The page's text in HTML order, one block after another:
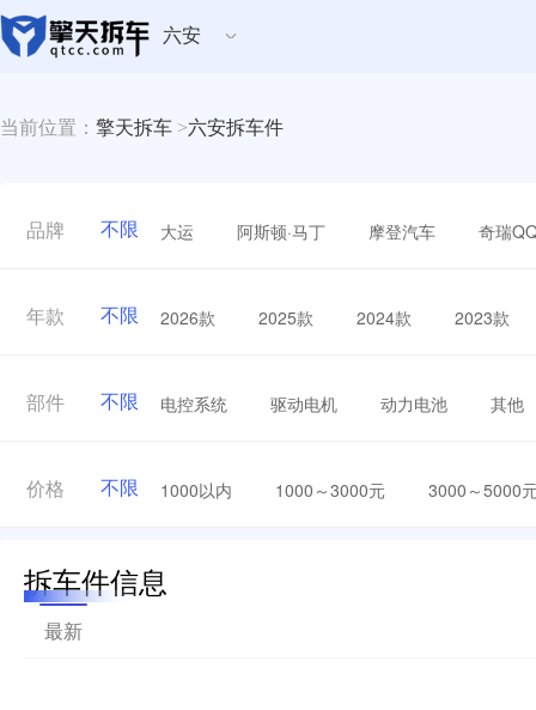
六安
当前位置： 擎天拆车 >六安拆车件
品牌 不限 大运 阿斯顿·马丁 摩登汽车 奇瑞
年款 不限 2026款 2025款 2024款 2023款
部件 不限 电控系统 驱动电机 动力电池 其他
价格 不限 1000以内 1000～3000元 3000～5000
拆车件信息
最新